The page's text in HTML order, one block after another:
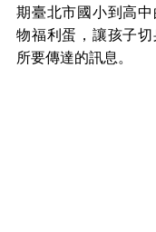
期臺北市國小到高
物福利蛋，讓孩子
所要傳達的訊息。